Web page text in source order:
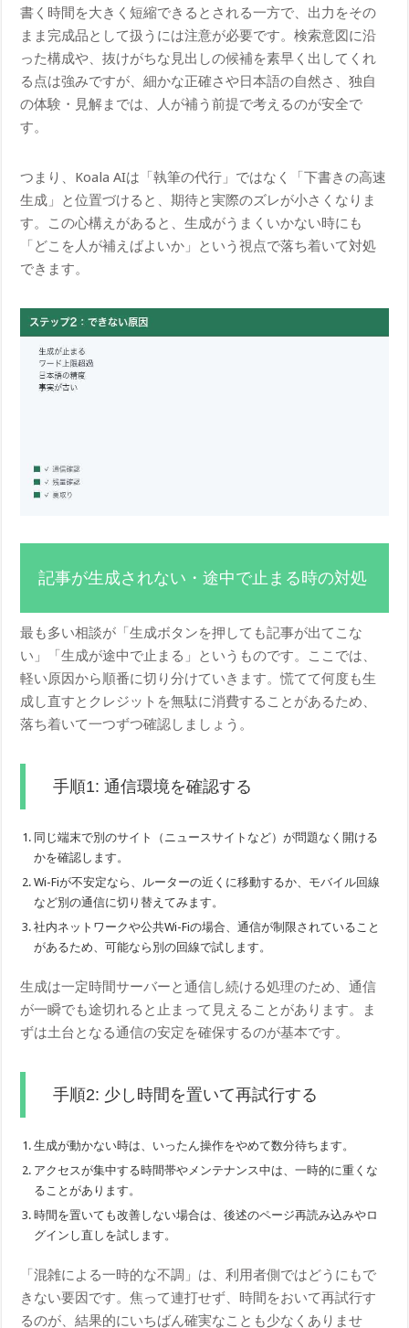
書く時間を大きく短縮できるとされる一方で、出力をその
まま完成品として扱うには注意が必要です。検索意図に沿
った構成や、抜けがちな見出しの候補を素早く出してくれ
る点は強みですが、細かな正確さや日本語の自然さ、独自
の体験・見解までは、人が補う前提で考えるのが安全で
す。
つまり、Koala AIは「執筆の代行」ではなく「下書きの高速
生成」と位置づけると、期待と実際のズレが小さくなりま
す。この心構えがあると、生成がうまくいかない時にも
「どこを人が補えばよいか」という視点で落ち着いて対処
できます。
記事が生成されない・途中で止まる時の対処
最も多い相談が「生成ボタンを押しても記事が出てこな
い」「生成が途中で止まる」というものです。ここでは、
軽い原因から順番に切り分けていきます。慌てて何度も生
成し直すとクレジットを無駄に消費することがあるため、
落ち着いて一つずつ確認しましょう。
手順1: 通信環境を確認する
同じ端末で別のサイト（ニュースサイトなど）が問題なく開ける
かを確認します。
Wi-Fiが不安定なら、ルーターの近くに移動するか、モバイル回線
など別の通信に切り替えてみます。
社内ネットワークや公共Wi-Fiの場合、通信が制限されていること
があるため、可能なら別の回線で試します。
生成は一定時間サーバーと通信し続ける処理のため、通信
が一瞬でも途切れると止まって見えることがあります。ま
ずは土台となる通信の安定を確保するのが基本です。
手順2: 少し時間を置いて再試行する
生成が動かない時は、いったん操作をやめて数分待ちます。
アクセスが集中する時間帯やメンテナンス中は、一時的に重くな
ることがあります。
時間を置いても改善しない場合は、後述のページ再読み込みやロ
グインし直しを試します。
「混雑による一時的な不調」は、利用者側ではどうにもで
きない要因です。焦って連打せず、時間をおいて再試行す
るのが、結果的にいちばん確実なことも少なくありませ